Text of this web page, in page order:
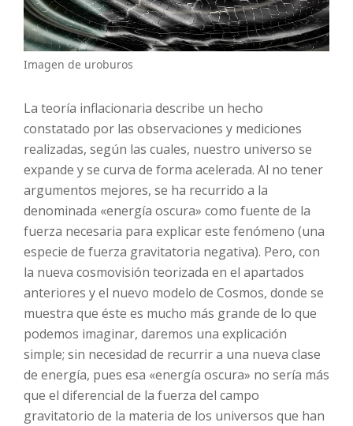
Imagen de uroburos
La teoría inflacionaria describe un hecho
constatado por las observaciones y mediciones
realizadas, según las cuales, nuestro universo se
expande y se curva de forma acelerada. Al no tener
argumentos mejores, se ha recurrido a la
denominada «energía oscura» como fuente de la
fuerza necesaria para explicar este fenómeno (una
especie de fuerza gravitatoria negativa). Pero, con
la nueva cosmovisión teorizada en el apartados
anteriores y el nuevo modelo de Cosmos, donde se
muestra que éste es mucho más grande de lo que
podemos imaginar, daremos una explicación
simple; sin necesidad de recurrir a una nueva clase
de energía, pues esa «energía oscura» no sería más
que el diferencial de la fuerza del campo
gravitatorio de la materia de los universos que han